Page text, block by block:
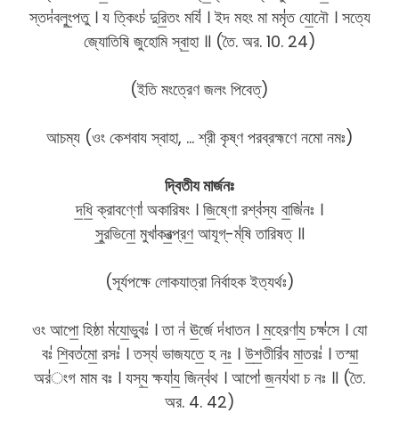
স্তদ॑বলুং॒পতু । য ত্কিংচ॑ দুরি॒তং মযি॑ । ইদ মহং মা মমৃ॑ত যো॒নৌ । সত্যে
জ্যোতিষি জুহোমি স্বা॒হা ॥ (তৈ. অর. 10. 24)
(ইতি মংত্রেণ জলং পিবেত্)
আচম্য (ওং কেশবায স্বাহা, … শ্রী কৃষ্ণ পরব্রহ্মণে নমো নমঃ)
দ্বিতীয মার্জনঃ
দ॒ধি॒ ক্রাবণ্ণো॑ অকারিষং । জি॒ষ্ণো রশ্ব॑স্য বা॒জি॑নঃ ।
সু॒রভিনো॒ মুখা॑কর॒ত্প্রণ॒ আযূগ্-ম্॑ষি তারিষত্ ॥
(সূর্যপক্ষে লোকযাত্রা নির্বাহক ইত্যর্থঃ)
ওং আপো॒ হিষ্ঠা ম॑যো॒ভুবঃ॑ । তা ন॑ ঊ॒র্জে দ॑ধাতন । ম॒হেরণা॑য॒ চক্ষ॑সে । যো
বঃ॑ শি॒বত॑মো॒ রসঃ॑ । তস্য॑ ভাজযতে॒ হ নঃ॒ । উ॒শ॒তীরি॑ব মা॒তরঃ॑ । তস্মা॒
অর॑ংগ মাম বঃ । যস্য॒ ক্ষযা॑য॒ জিন্ব॑থ । আপো॑ জ॒নয॑থা চ নঃ ॥ (তৈ.
অর. 4. 42)